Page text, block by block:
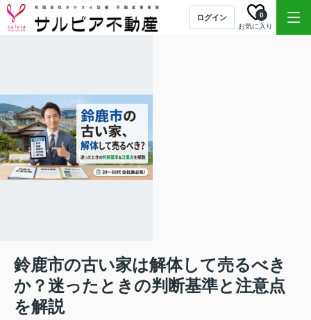
ログイン
お気に入り
0
鈴鹿市の古い家は解体して売るべき
か？迷ったときの判断基準と注意点
を解説